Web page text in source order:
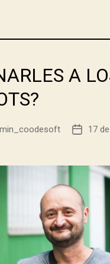
A
17